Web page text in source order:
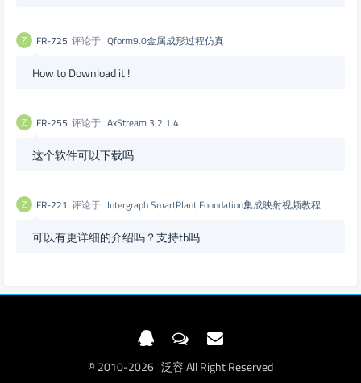
FR-725 评论于 Qform9.0金属成形过程仿真
How to Download it !
FR-255 评论于 AxStream 3.2.1.4
这个软件可以下载吗
FR-221 评论于 Intergraph SmartPlant Foundation集成映射视频教程
可以有更详细的介绍吗？支持tb吗
© 2010-2026 泛容 All Right Reserved